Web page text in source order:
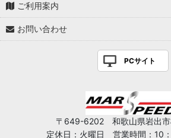
ご利用案内
お問い合わせ
PCサイト
〒649-6202 和歌山県岩出市
定休日：火曜日 営業時間：10